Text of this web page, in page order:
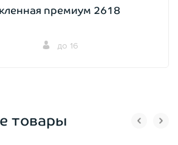
премиум 2618
до 16
товары